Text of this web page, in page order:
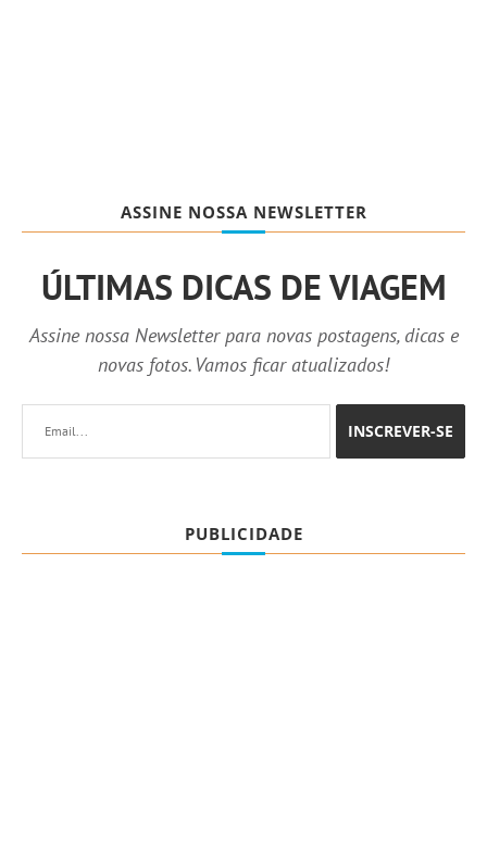
ASSINE NOSSA NEWSLETTER
ÚLTIMAS DICAS DE VIAGEM
Assine nossa Newsletter para novas postagens, dicas e
novas fotos. Vamos ficar atualizados!
PUBLICIDADE